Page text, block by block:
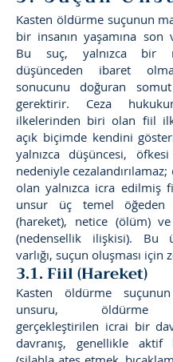
Kasten öldürme suçunun
bir insanın yaşamına son
Bu suç, yalnızca bir
düşünceden ibaret
sonucunu doğuran
gerektirir. Ceza
ilkelerinden biri olan fiil
açık biçimde kendini
yalnızca düşüncesi,
nedeniyle
olan yalnızca icra edilmiş
unsur üç temel
(hareket), netice (ölüm)
(nedensellik ilişkisi). Bu
varlığı, suçun oluşması için
3.1. Fiil (Hareket)
Kasten öldürme
unsuru, öldürme
gerçekleştirilen icrai bir
davranış, genellikle